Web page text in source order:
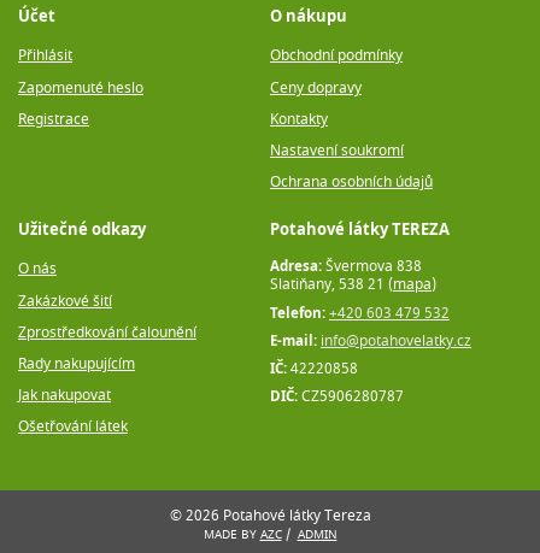
Potahové látky TEREZA
Adresa: Švermova 838
Slatiňany, 538 21 (mapa)
Telefon: +420 603 479 532
E-mail: info@potahovelatky.cz
IČ: 42220858
DIČ: CZ5906280787
Účet
Přihlásit
Zapomenuté heslo
Registrace
O nákupu
Obchodní podmínky
Ceny dopravy
Kontakty
Nastavení soukromí
Ochrana osobních údajů
Užitečné odkazy
O nás
Zakázkové šití
Zprostředkování čalounění
Rady nakupujícím
Jak nakupovat
Ošetřování látek
© 2026 Potahové látky Tereza
MADE BY AZC/ ADMIN